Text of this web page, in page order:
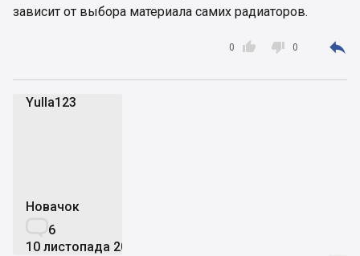
зависит от выбора материала самих радиаторов.

0  0 
Yulla123
Новачок
6
10 листопада 2017